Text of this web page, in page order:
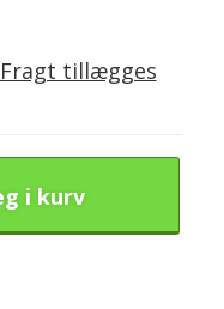
Fragt tillægges
i kurv